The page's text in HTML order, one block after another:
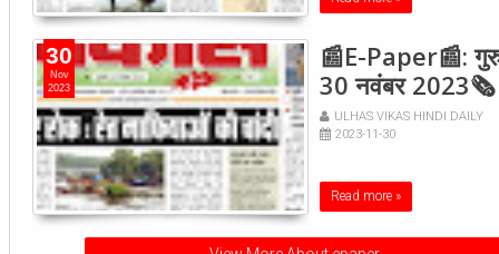
30
Nov
2023
📰E-Paper📰:
30 नवंबर 2023🗞
ULHAS VIKAS HINDI DAILY
2023-11-30
Read more »